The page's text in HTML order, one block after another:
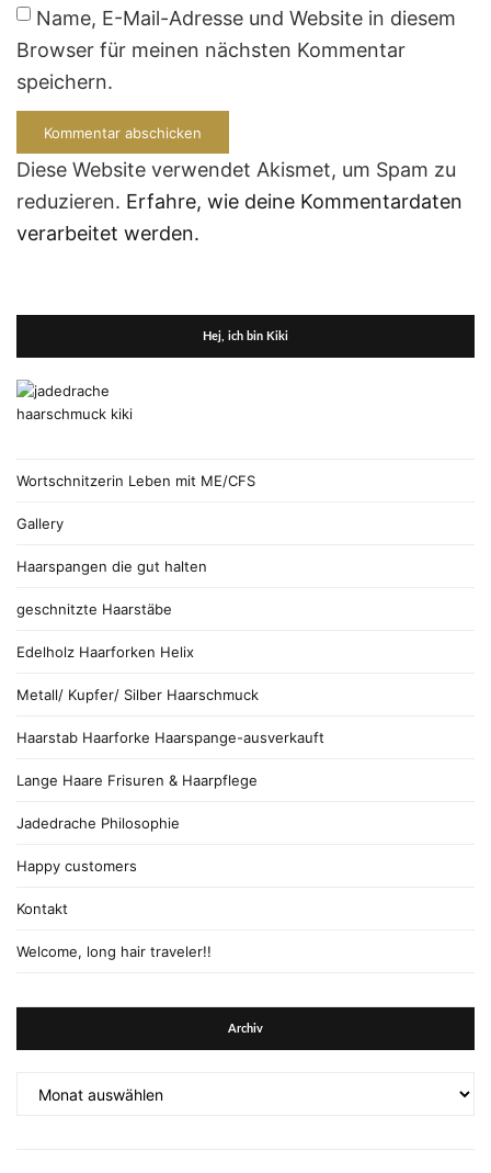
Name, E-Mail-Adresse und Website in diesem
Browser für meinen nächsten Kommentar
speichern.
Diese Website verwendet Akismet, um Spam zu
reduzieren. Erfahre, wie deine Kommentardaten
verarbeitet werden.
Hej, ich bin Kiki
Wortschnitzerin Leben mit ME/CFS
Gallery
Haarspangen die gut halten
geschnitzte Haarstäbe
Edelholz Haarforken Helix
Metall/ Kupfer/ Silber Haarschmuck
Haarstab Haarforke Haarspange-ausverkauft
Lange Haare Frisuren & Haarpflege
Jadedrache Philosophie
Happy customers
Kontakt
Welcome, long hair traveler!!
Archiv